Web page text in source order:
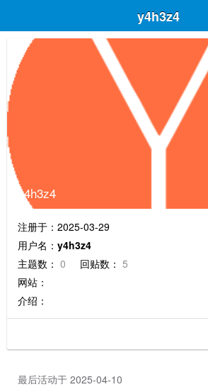
y4h3z4
y4h3z4
注册于：2025-03-29
用户名： y4h3z4
主题数： 0 回贴数： 5
网站：
介绍：
最后活动于 2025-04-10